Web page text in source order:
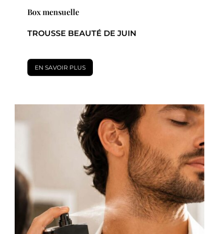
Box mensuelle
TROUSSE BEAUTÉ DE JUIN
EN SAVOIR PLUS